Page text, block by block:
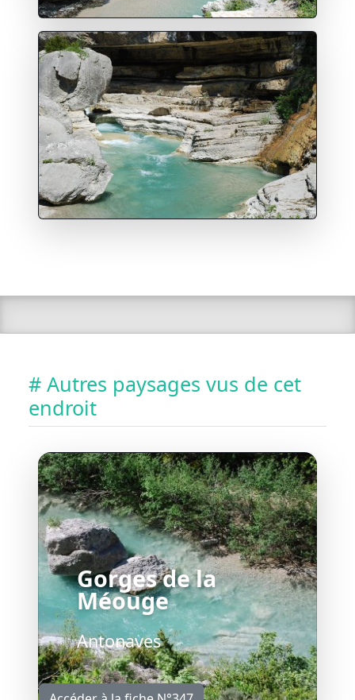
# Autres paysages vus de cet
endroit
Gorges de la
Méouge
Antonaves